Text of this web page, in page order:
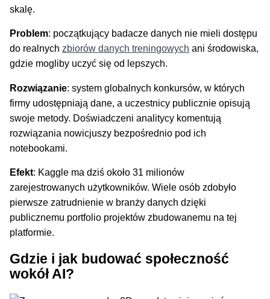
skalę.
Problem: początkujący badacze danych nie mieli dostępu
do realnych zbiorów danych treningowych ani środowiska,
gdzie mogliby uczyć się od lepszych.
Rozwiązanie: system globalnych konkursów, w których
firmy udostępniają dane, a uczestnicy publicznie opisują
swoje metody. Doświadczeni analitycy komentują
rozwiązania nowicjuszy bezpośrednio pod ich
notebookami.
Efekt: Kaggle ma dziś około 31 milionów
zarejestrowanych użytkowników. Wiele osób zdobyło
pierwsze zatrudnienie w branży danych dzięki
publicznemu portfolio projektów zbudowanemu na tej
platformie.
Gdzie i jak budować społeczność
wokół AI?